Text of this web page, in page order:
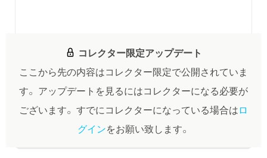
コレクター限定アップデート
ここから先の内容はコレクター限定で公開されていま
す。 アップデートを見るにはコレクターになる必要が
ございます。 すでにコレクターになっている場合はロ
グインをお願い致します。